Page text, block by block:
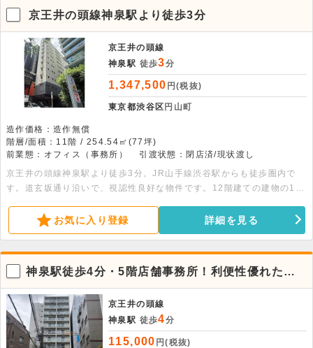
京王井の頭線神泉駅より徒歩3分
京王井の頭線
神泉駅 徒歩3分
1,347,500 円(税抜)
東京都渋谷区 円山町
造作価格：造作無償
階層/面積：11階 / 254.54㎡(77坪)
前業態：オフィス（事務所）
引渡状態：閉店済/現状渡し
京王井の頭線神泉駅より徒歩3分。JR山手線渋谷駅からも徒歩圏内で
す。道玄坂通り沿いで、視認性良好な物件です。12階建ての建物の11
お気に入り登録 詳細を見る
神泉駅徒歩4分・5階店舗事務所！利便性優れた好
条件物件
京王井の頭線
神泉駅 徒歩4分
115,000 円(税抜)